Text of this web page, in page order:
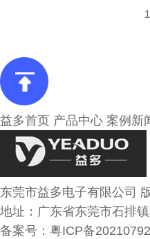
1
益多首页 产品中心 案例新
东莞市益多电子有限公司
地址：广东省东莞市石排
备案号： 粤ICP备